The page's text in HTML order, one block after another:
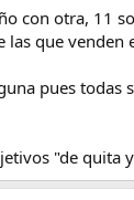
con otra, 11
las que
pues todas
"de quita